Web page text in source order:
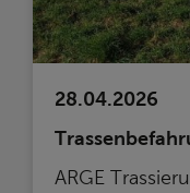
28.04.2026
ARGE